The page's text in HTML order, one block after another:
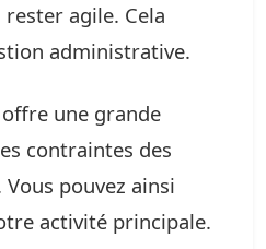
rester agile. Cela
administrative.
une grande
contraintes des
pouvez ainsi
activité principale.